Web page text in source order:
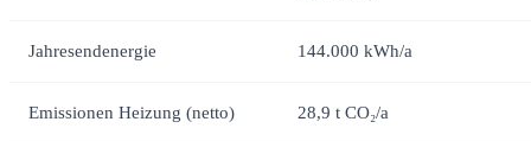
Jahresendenergie 144.000 kWh/a
Emissionen Heizung (netto) 28,9 t CO₂/a